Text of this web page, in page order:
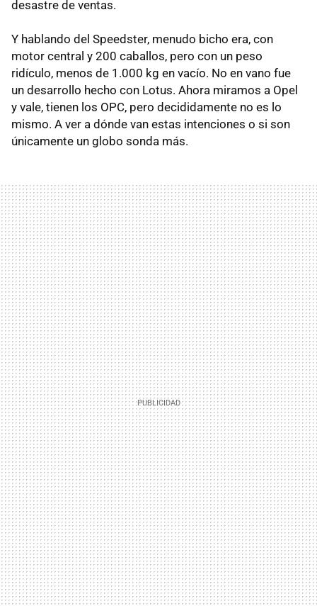
desastre de ventas.
Y hablando del Speedster, menudo bicho era, con
motor central y 200 caballos, pero con un peso
ridículo, menos de 1.000 kg en vacío. No en vano fue
un desarrollo hecho con Lotus. Ahora miramos a Opel
y vale, tienen los OPC, pero decididamente no es lo
mismo. A ver a dónde van estas intenciones o si son
únicamente un globo sonda más.